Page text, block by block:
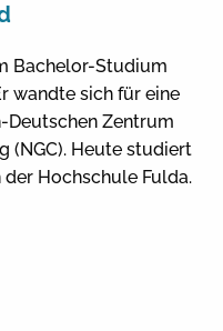
Bachelor-Studium
wandte sich für eine
Deutschen Zentrum
(NGC). Heute studiert
Hochschule Fulda.